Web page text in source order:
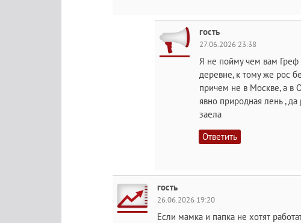
гость
27.06.2026 23:38
Я не пойму чем вам
деревне, к тому же рос
причем не в Москве, а в
явно природная лень ,
заела
Ответить
гость
26.06.2026 19:20
Если мамка и папка не хотят